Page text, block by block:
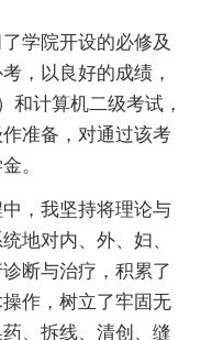
学院开设的必修及
，以良好的成绩，
和计算机二级考试，
准备，对通过该考
。
，我坚持将理论与
地对内、外、妇、
断与治疗，积累了
作，树立了牢固无
、拆线、清创、缝